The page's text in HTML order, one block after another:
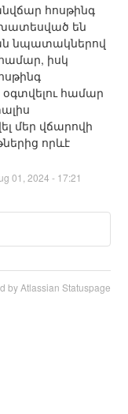
հոսթինգ
են
նպատակներով
իսկ
օգտվելու համար
մեր վճարովի
որևէ
01 2024 - 17:21
by Atlassian Statuspage